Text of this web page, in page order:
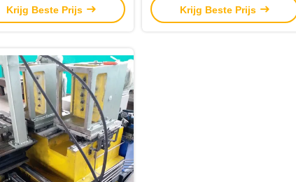
Krijg Beste Prijs
Krijg Beste Prijs